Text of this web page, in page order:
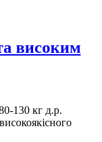
високим
130 кг д.р.